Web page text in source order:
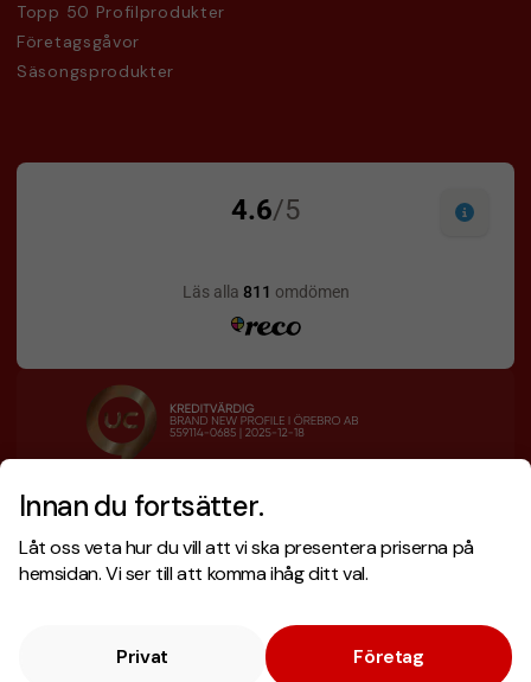
Innan du fortsätter.
Låt oss veta hur du vill att vi ska presentera priserna på
hemsidan. Vi ser till att komma ihåg ditt val.
Privat Företag
Topp 50 Profilprodukter
Företagsgåvor
Säsongsprodukter
Designskiss inom 1 h
Fri offert
Snabb leverans
Copyright © 2026 . Brand New Profile AB